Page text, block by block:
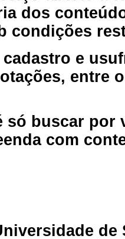
dos
condições
e
entre
só buscar por
com